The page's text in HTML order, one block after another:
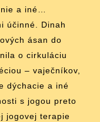
a iné…
účinné. Dinah
ásan do
o cirkuláciu
– vaječníkov,
dýchacie a iné
s jogou preto
jogovej terapie